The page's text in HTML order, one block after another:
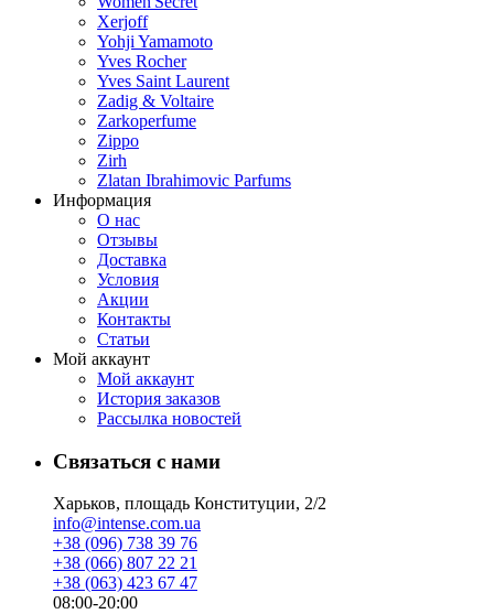
Xerjoff
Yohji Yamamoto
Yves Rocher
Yves Saint Laurent
Zadig & Voltaire
Zarkoperfume
Zippo
Zirh
Zlatan Ibrahimovic Parfums
Информация
О нас
Отзывы
Доставка
Условия
Aкции
Контакты
Статьи
Мой аккаунт
Мой аккаунт
История заказов
Рассылка новостей
Связаться с нами
Харьков, площадь Конституции, 2/2
info@intense.com.ua
+38 (096) 738 39 76
+38 (066) 807 22 21
+38 (063) 423 67 47
08:00-20:00